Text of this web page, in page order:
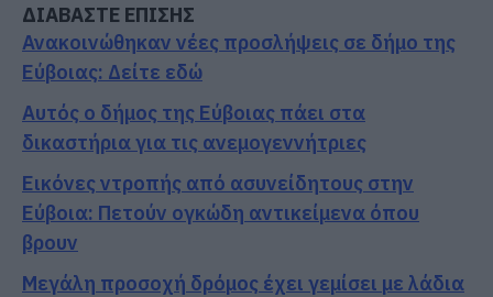
ΔΙΑΒΑΣΤΕ ΕΠΙΣΗΣ
Ανακοινώθηκαν νέες προσλήψεις σε δήμο της
Εύβοιας: Δείτε εδώ
Αυτός ο δήμος της Εύβοιας πάει στα
δικαστήρια για τις ανεμογεννήτριες
Εικόνες ντροπής από ασυνείδητους στην
Εύβοια: Πετούν ογκώδη αντικείμενα όπου
βρουν
Μεγάλη προσοχή δρόμος έχει γεμίσει με λάδια